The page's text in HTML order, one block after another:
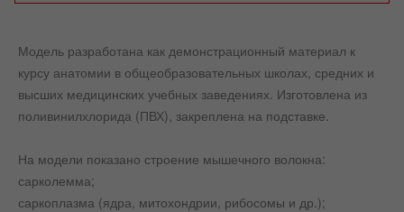
Модель разработана как демонстрационный материал к
курсу анатомии в общеобразовательных школах, средних и
высших медицинских учебных заведениях. Изготовлена из
поливинилхлорида (ПВХ), закреплена на подставке.
На модели показано строение мышечного волокна:
сарколемма;
саркоплазма (ядра, митохондрии, рибосомы и др.);